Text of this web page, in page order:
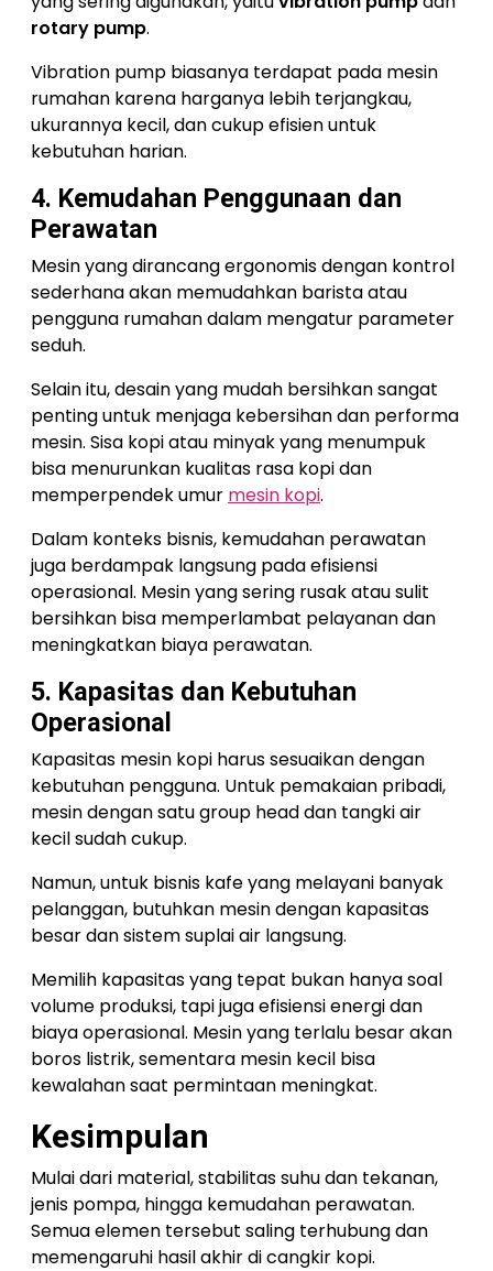
rotary pump.
Vibration pump biasanya terdapat pada mesin
rumahan karena harganya lebih terjangkau,
ukurannya kecil, dan cukup efisien untuk
kebutuhan harian.
4. Kemudahan Penggunaan dan
Perawatan
Mesin yang dirancang ergonomis dengan kontrol
sederhana akan memudahkan barista atau
pengguna rumahan dalam mengatur parameter
seduh.
Selain itu, desain yang mudah bersihkan sangat
penting untuk menjaga kebersihan dan performa
mesin. Sisa kopi atau minyak yang menumpuk
bisa menurunkan kualitas rasa kopi dan
memperpendek umur mesin kopi.
Dalam konteks bisnis, kemudahan perawatan
juga berdampak langsung pada efisiensi
operasional. Mesin yang sering rusak atau sulit
bersihkan bisa memperlambat pelayanan dan
meningkatkan biaya perawatan.
5. Kapasitas dan Kebutuhan
Operasional
Kapasitas mesin kopi harus sesuaikan dengan
kebutuhan pengguna. Untuk pemakaian pribadi,
mesin dengan satu group head dan tangki air
kecil sudah cukup.
Namun, untuk bisnis kafe yang melayani banyak
pelanggan, butuhkan mesin dengan kapasitas
besar dan sistem suplai air langsung.
Memilih kapasitas yang tepat bukan hanya soal
volume produksi, tapi juga efisiensi energi dan
biaya operasional. Mesin yang terlalu besar akan
boros listrik, sementara mesin kecil bisa
kewalahan saat permintaan meningkat.
Kesimpulan
Mulai dari material, stabilitas suhu dan tekanan,
jenis pompa, hingga kemudahan perawatan.
Semua elemen tersebut saling terhubung dan
memengaruhi hasil akhir di cangkir kopi.